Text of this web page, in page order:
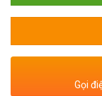
Gọi